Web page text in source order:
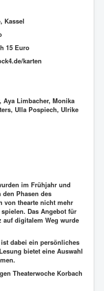
Kassel
15 Euro
karten
Aya Limbacher, Monika
Ulla Pospiech, Ulrike
im Frühjahr und
den Phasen des
von thearte nicht mehr
Das Angebot für
auf digitalem Weg wurde
dabei ein persönliches
bietet eine Auswahl
Theaterwoche Korbach